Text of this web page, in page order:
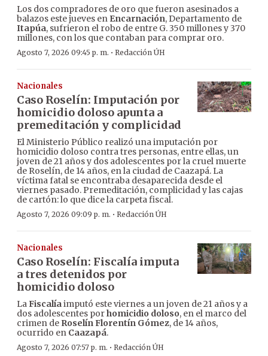
Los dos compradores de oro que fueron asesinados a
balazos este jueves en Encarnación, Departamento de
Itapúa, sufrieron el robo de entre G. 350 millones y 370
millones, con los que contaban para comprar oro.
Agosto 7, 2026 09:45 p. m. · Redacción ÚH
Nacionales
Caso Roselín: Imputación por
homicidio doloso apunta a
premeditación y complicidad
El Ministerio Público realizó una imputación por
homicidio doloso contra tres personas, entre ellas, un
joven de 21 años y dos adolescentes por la cruel muerte
de Roselín, de 14 años, en la ciudad de Caazapá. La
víctima fatal se encontraba desaparecida desde el
viernes pasado. Premeditación, complicidad y las cajas
de cartón: lo que dice la carpeta fiscal.
Agosto 7, 2026 09:09 p. m. · Redacción ÚH
Nacionales
Caso Roselín: Fiscalía imputa
a tres detenidos por
homicidio doloso
LaFiscalíaimputó este viernes a un joven de 21 años y a
dos adolescentes porhomicidio doloso, en el marco del
crimen de Roselín Florentín Gómez, de 14 años,
ocurrido en Caazapá.
Agosto 7, 2026 07:57 p. m. · Redacción ÚH